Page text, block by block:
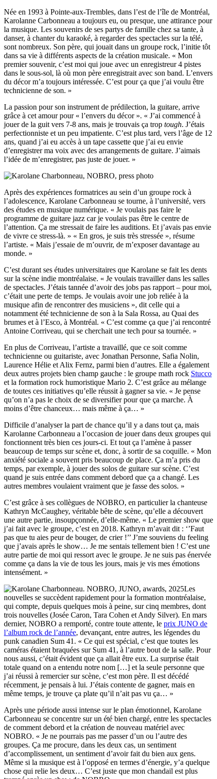
Née en 1993 à Pointe-aux-Trembles, dans l’est de l’île de Montréal,
Karolanne Carbonneau a toujours eu, ou presque, une attirance pour
la musique. Les souvenirs de ses partys de famille chez sa tante, à
danser, à chanter du karaoké, à regarder des spectacles sur la télé,
sont nombreux. Son père, qui jouait dans un groupe rock, l’initie tôt
dans sa vie à différents aspects de la création musicale. « Mon
premier souvenir, c’est moi qui joue avec un enregistreur 4 pistes
dans le sous-sol, là où mon père enregistrait avec son band. L’envers
du décor m’a toujours intéressée. C’est pour ça que j’ai voulu être
technicienne de son. »
La passion pour son instrument de prédilection, la guitare, arrive
grâce à cet amour pour « l’envers du décor ». « J’ai commencé à
jouer de la guit vers 7-8 ans, mais je trouvais ça trop tough. J’étais
perfectionniste et un peu impatiente. C’est plus tard, vers l’âge de 12
ans, quand j’ai eu accès à un tape cassette que j’ai eu envie
d’enregistrer ma voix avec des arrangements de guitare. J’aimais
l’idée de m’enregistrer, pas juste de jouer. »
Après des expériences formatrices au sein d’un groupe rock à
l’adolescence, Karolane Carbonneau se tourne, à l’université, vers
des études en musique numérique. « Je voulais pas faire le
programme de guitare jazz car je voulais pas être le centre de
l’attention. Ça me stressait de faire les auditions. Et j’avais pas envie
de vivre ce stress-là. » « En gros, je suis très stressée », résume
l’artiste. « Mais j’essaie de m’ouvrir, de m’exposer davantage au
monde. »
C’est durant ses études universitaires que Karolane se fait les dents
sur la scène indie montréalaise. « Je voulais travailler dans les salles
de spectacles. J’étais tannée d’avoir des jobs pas rapport – pour moi,
c’était une perte de temps. Je voulais avoir une job reliée à la
musique afin de rencontrer des musiciens », dit celle qui a
notamment été technicienne de son à la Sala Rossa, au Quai des
brumes et à l’Esco, à Montréal. « C’est comme ça que j’ai rencontré
Antoine Corriveau, qui se cherchait une tech pour sa tournée. »
En plus de Corriveau, l’artiste a travaillé, que ce soit comme
technicienne ou guitariste, avec Jonathan Personne, Safia Nolin,
Laurence Hélie et Alix Fernz, parmi bien d’autres. Elle a également
deux autres projets bien champ gauche : le groupe math rock Stucco
et la formation rock humoristique Mario 2. C’est grâce au mélange
de toutes ces initiatives qu’elle réussit à gagner sa vie. « Je pense
qu’on n’a pas le choix de se diversifier pour que ça marche. À
moins d’être chanceux… mais même à ça… »
Difficile d’analyser la part de chance qu’il y a dans tout ça, mais
Karolanne Carbonneau a l’occasion de jouer dans deux groupes qui
fonctionnent très bien ces jours-ci. Et tout ça l’amène à passer
beaucoup de temps sur scène et, donc, à sortir de sa coquille. « Mon
anxiété sociale a souvent pris beaucoup de place. Ça m’a pris du
temps, par exemple, à jouer des solos de guitare sur scène. C’est
quand je suis entrée dans comment debord que ça a changé. Les
autres membres voulaient vraiment que je fasse des solos. »
C’est grâce à ses collègues de NOBRO, en particulier la chanteuse
Kathryn McCaughey, véritable bête de scène, qu’elle a découvert
une autre partie, insoupçonnée, d’elle-même. « Le premier show que
j’ai fait avec le groupe, c’est en 2018. Kathryn m’avait dit : ‘’Faut
pas que tu aies peur de bouger, de crier !’’ J’me souviens du feeling
que j’avais après le show… Je me sentais tellement bien ! C’est une
autre partie de moi qui ressort avec le groupe. Je ne suis pas énervée
comme ça dans la vie de tous les jours, mais je vis mes émotions
intensément. »
Les
nouvelles se succèdent rapidement pour la formation montréalaise,
qui compte, depuis quelques mois à peine, sur cinq membres, dont
trois nouvelles (Josée Caron, Tara Cohen et Andy Silver). En mars
dernier, NOBRO a remporté, contre toute attente, le prix JUNO de
l’album rock de l’année, devançant, entre autres, les légendes du
punk canadien Sum 41. « Ce qui est spécial, c’est que toutes les
caméras étaient braquées sur Sum 41, à l’autre bout de la salle. Pour
nous aussi, c’était évident que ça allait être eux. La surprise était
totale quand on a entendu notre nom […] et la seule personne que
j’ai réussi à remercier sur scène, c’est mon père. Il est décédé
récemment, je pensais à lui. J’étais contente de gagner, mais en
même temps, je trouve ça plate qu’il n’ait pas vu ça… »
Après une période aussi intense sur le plan émotionnel, Karolane
Carbonneau se concentre sur un été bien chargé, entre les spectacles
de comment debord et la création de nouveau matériel avec
NOBRO. « Je ne pourrais pas me passer d’un ou l’autre des
groupes. Ça me procure, dans les deux cas, un sentiment
d’accomplissement, un sentiment d’avoir fait du bien aux gens.
Même si la musique est à l’opposé en termes d’énergie, y’a quelque
chose qui relie les deux… C’est juste que mon chandail est plus